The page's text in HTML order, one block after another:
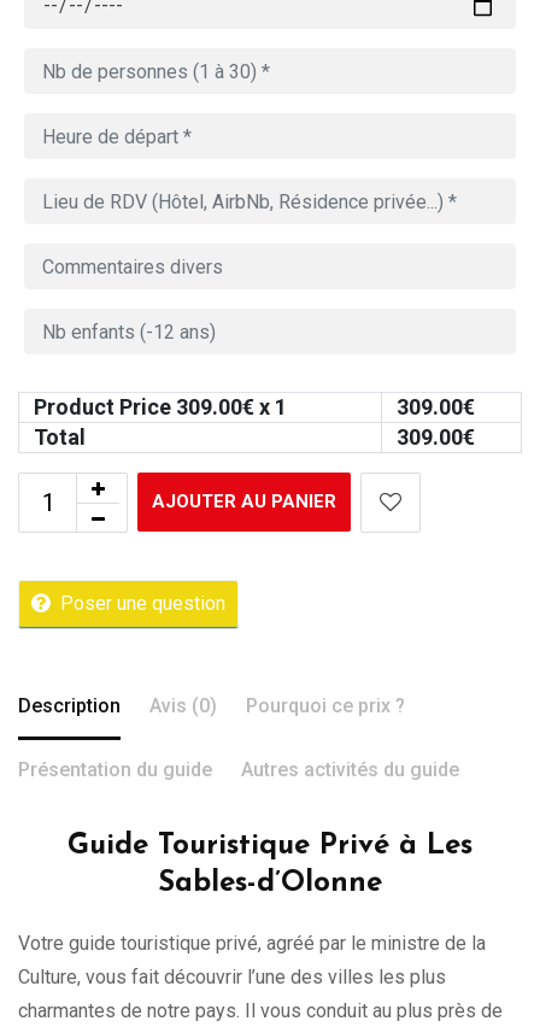
Product Price 309.00€ x 1 309.00€
Total
309.00€
AJOUTER AU PANIER
Poser une question
Description Avis (0) Pourquoi ce prix ?
Présentation du guide Autres activités du guide
Guide Touristique Privé à Les
Sables-d’Olonne
Votre guide touristique privé, agréé par le ministre de la
Culture, vous fait découvrir l’une des villes les plus
charmantes de notre pays. Il vous conduit au plus près de